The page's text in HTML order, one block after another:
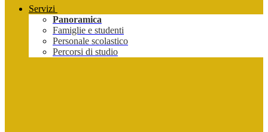
Servizi
Panoramica
Famiglie e studenti
Personale scolastico
Percorsi di studio